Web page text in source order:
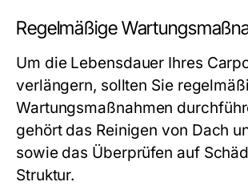
Regelmäßige
Um die Lebensdauer Ihres
verlängern, sollten Sie
Wartungsmaßnahmen
gehört das Reinigen von Dach
sowie das Überprüfen auf
Struktur.